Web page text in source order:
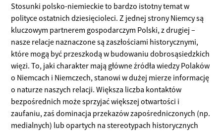
Stosunki polsko-niemieckie to bardzo istotny temat w
polityce ostatnich dziesięcioleci. Z jednej strony Niemcy są
kluczowym partnerem gospodarczym Polski, z drugiej –
nasze relacje naznaczone są zaszłościami historycznymi,
które mogą być przeszkodą w budowaniu dobrosąsiedzkich
więzi. To, jaki charakter mają główne źródła wiedzy Polaków
o Niemcach i Niemczech, stanowi w dużej mierze informację
o naturze naszych relacji. Większa liczba kontaktów
bezpośrednich może sprzyjać większej otwartości i
zaufaniu, zaś dominacja przekazów zapośredniczonych (np.
medialnych) lub opartych na stereotypach historycznych